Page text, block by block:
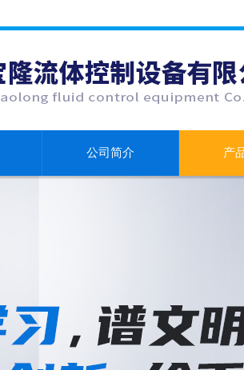
公司简介 产